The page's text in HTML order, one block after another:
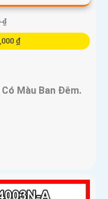
₫
₫
Màu Ban Ðêm.